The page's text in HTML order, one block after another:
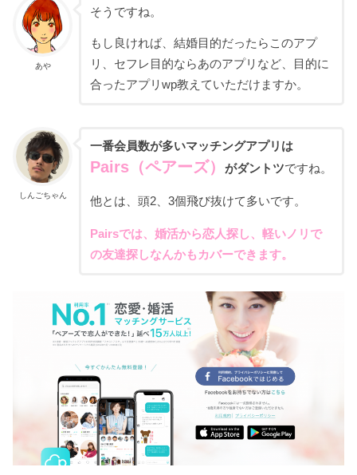
あや
そうですね。
もし良ければ、結婚目的だったらこのアプ
リ、セフレ目的ならあのアプリなど、目的に
合ったアプリwp教えていただけますか。
しんごちゃん
一番会員数が多いマッチングアプリは
Pairs（ペアーズ） がダントツですね。
他とは、頭2、3個飛び抜けて多いです。
Pairsでは、婚活から恋人探し、軽いノリで
の友達探しなんかもカバーできます。